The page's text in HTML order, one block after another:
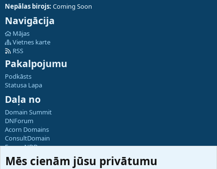
Nepālas birojs: Coming Soon
Navigācija
Mājas
Vietnes karte
RSS
Pakalpojumu
Podkāsts
Statusa Lapa
Daļa no
Domain Summit
DNForum
Acorn Domains
ConsultDomain
ForumNDD
Domainforum.ro
27.be
Mēs cienām jūsu privātumu